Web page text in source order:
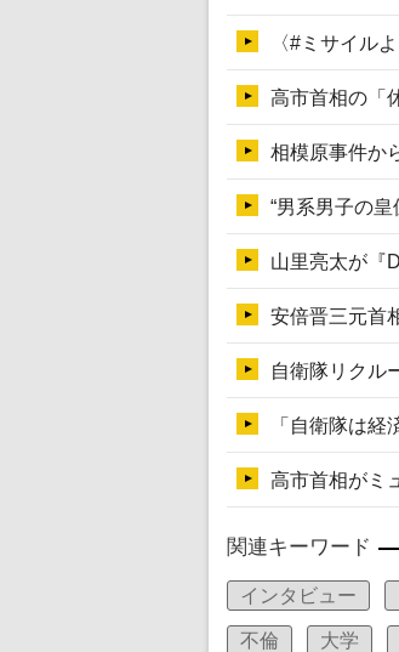
関連キーワード
インタビュー
不倫 大学